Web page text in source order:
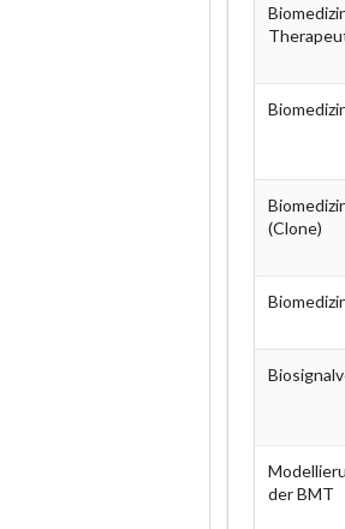
(Clone)
der BMT